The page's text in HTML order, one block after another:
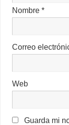
Nombre*
Correo
Web
Guarda mi